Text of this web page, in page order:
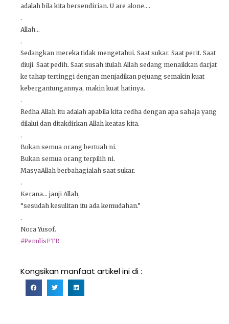
adalah bila kita bersendirian. U are alone….
.
Allah…
.
Sedangkan mereka tidak mengetahui. Saat sukar. Saat perit. Saat
diuji. Saat pedih. Saat susah itulah Allah sedang menaikkan darjat
ke tahap tertinggi dengan menjadikan pejuang semakin kuat
kebergantungannya, makin kuat hatinya.
.
Redha Allah itu adalah apabila kita redha dengan apa sahaja yang
dilalui dan ditakdirkan Allah keatas kita.
.
Bukan semua orang bertuah ni.
Bukan semua orang terpilih ni.
MasyaAllah berbahagialah saat sukar.
.
Kerana… janji Allah,
“sesudah kesulitan itu ada kemudahan.”
.
Nora Yusof.
#PenulisFTR
Kongsikan manfaat artikel ini di :